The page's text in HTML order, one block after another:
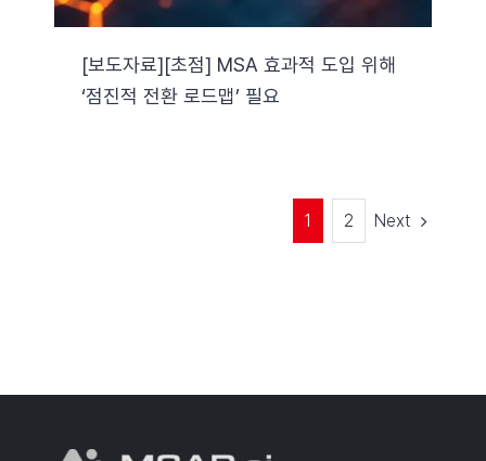
[보도자료][초점] MSA 효과적 도입 위해
‘점진적 전환 로드맵’ 필요
1 2 Next